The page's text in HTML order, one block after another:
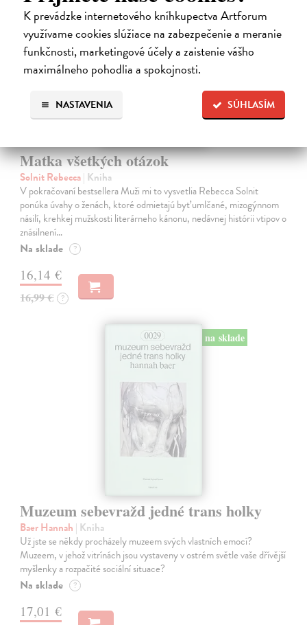
K prevádzke internetového kníhkupectva Artforum
využívame cookies slúžiace na zabezpečenie a meranie
funkčnosti, marketingové účely a zaistenie vášho
maximálneho pohodlia a spokojnosti.
SÚHLASÍM
NASTAVENIA
Matka všetkých otázok
Solnit Rebecca| Kniha
V pokračovaní bestsellera Muži mi to vysvetlia Rebecca Solnit
ponúka úvahy o ženách, ktoré odmietajú byť umlčané, mizogýnnom
násilí, krehkej mužskosti literárneho kánonu, nedávnej histórii vtipov o
znásilnení…
Na sklade ?
16,14 €
16,99 € ?
na sklade
Muzeum sebevražd jedné trans holky
Baer Hannah | Kniha
Už jste se někdy procházely muzeem svých vlastních emocí?
Muzeem, v jehož vitrínách jsou vystaveny v ostrém světle vaše dřívější
myšlenky a rozpačité sociální situace?
Na sklade ?
17,01 €